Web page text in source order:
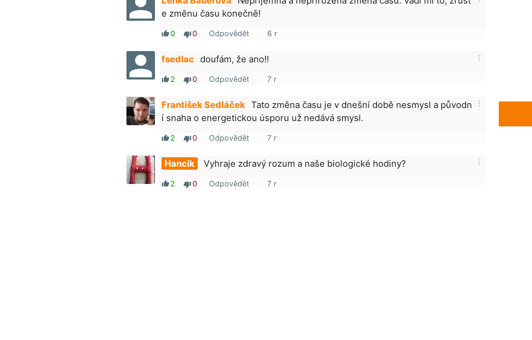
e změnu času konečně!
thumb_up0 thumb_down0 Odpovědět 6 r
fsedlac more_vert
doufám, že ano!!
thumb_up 2 thumb_down0 Odpovědět 7 r
František Sedláček more_vert
Tato změna času je v dnešní době nesmysl a původn
í snaha o energetickou úsporu už nedává smysl.
thumb_up 2 thumb_down0 Odpovědět 7 r
Hancik more_vert
Vyhraje zdravý rozum a naše biologické hodiny?
thumb_up 2 thumb_down0 Odpovědět 7 r